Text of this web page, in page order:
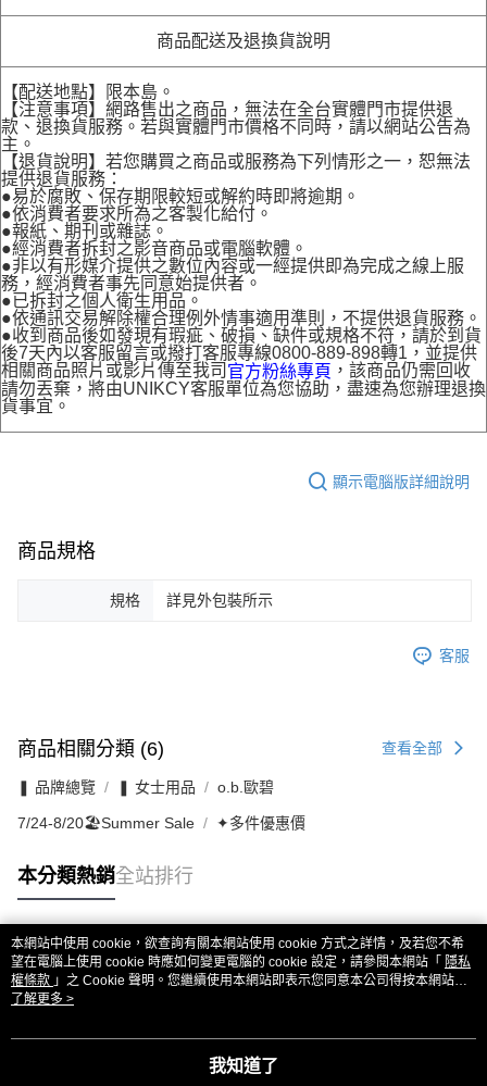
商品配送及退換貨說明
【配送地點】限本島。
【注意事項】網路售出之商品，無法在全台實體門市提供退
款、退換貨服務。若與實體門市價格不同時，請以網站公告為
主。
【退貨說明】若您購買之商品或服務為下列情形之一，恕無法
提供退貨服務：
●易於腐敗、保存期限較短或解約時即將逾期。
●依消費者要求所為之客製化給付。
●報紙、期刊或雜誌。
●經消費者拆封之影音商品或電腦軟體。
●非以有形媒介提供之數位內容或一經提供即為完成之線上服
務，經消費者事先同意始提供者。
●已拆封之個人衛生用品。
●依通訊交易解除權合理例外情事適用準則，不提供退貨服務。
●收到商品後如發現有瑕疵、破損、缺件或規格不符，請於到貨
後7天內以客服留言或撥打客服專線0800-889-898轉1，並提供
相關商品照片或影片傳至我司 官方粉絲專頁 ，該商品仍需回收
請勿丟棄，將由UNIKCY客服單位為您協助，盡速為您辦理退換
貨事宜。
顯示電腦版詳細說明
商品規格
規格 詳見外包裝所示
客服
商品相關分類 (6) 查看全部
❚ 品牌總覽 ❚ 女士用品 o.b.歐碧
7/24-8/20🏖️Summer Sale ✦多件優惠價
本分類熱銷全站排行
熱門標籤
本網站中使用 cookie，欲查詢有關本網站使用 cookie 方式之詳情，及若您不希
望在電腦上使用 cookie 時應如何變更電腦的 cookie 設定，請參閱本網站「 隱私
權條款 」之 Cookie 聲明。您繼續使用本網站即表示您同意本公司得按本網站使
用條款之 Cookie 聲明使用 cookie。
了解更多 >
我知道了